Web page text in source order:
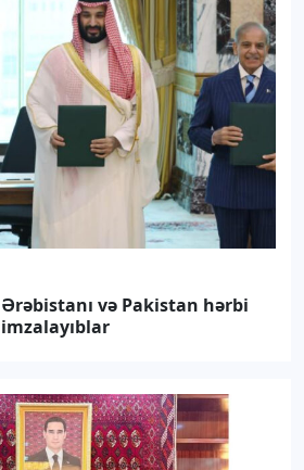
və Pakistan hərbi